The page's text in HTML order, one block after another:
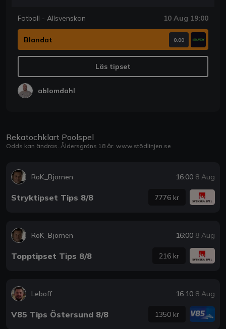
Fotboll - Allsvenskan 10 Aug 19:00
Blandat 0.00
Läs tipset
ablomdahl
Rekatochklart Poolspel
Odds kan ändras. Åldersgräns 18 år. www.stödlinjen.se
RoK_Bjornen 16:00 8 Aug
Stryktipset Tips 8/8 7776 kr
RoK_Bjornen 16:00 8 Aug
Topptipset Tips 8/8 216 kr
Leboff 16:10 8 Aug
V85 Tips Östersund 8/8 1350 kr